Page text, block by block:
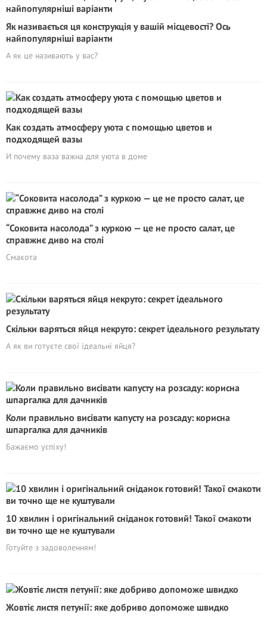
Як називається ця конструкція у вашій місцевості? Ось
найпопулярніші варіанти
А як це називають у вас?
Как создать атмосферу уюта с помощью цветов и
подходящей вазы
И почему ваза важна для уюта в доме
“Соковита насолода” з куркою — це не просто салат, це
справжнє диво на столі
Смакота
Скільки варяться яйця некруто: секрет ідеального результату
А як ви готуєте свої ідеальні яйця?
Коли правильно висівати капусту на розсаду: корисна
шпаргалка для дачників
Бажаємо успіху!
10 хвилин і оригінальний сніданок готовий! Такої смакоти
ви точно ще не куштували
Готуйте з задоволенням!
Жовтіє листя петунії: яке добриво допоможе швидко